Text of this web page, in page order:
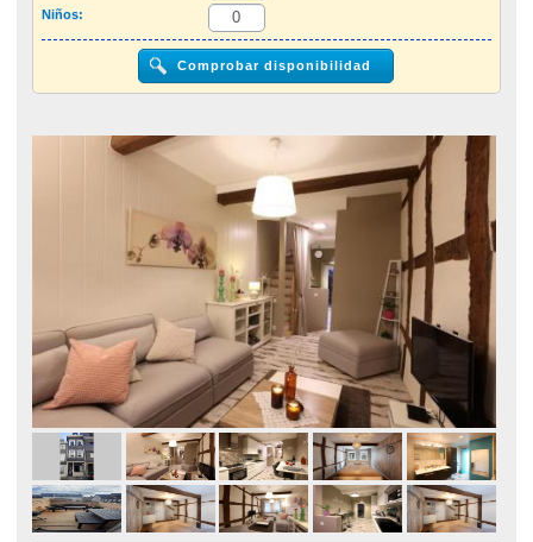
otro país
Niños: